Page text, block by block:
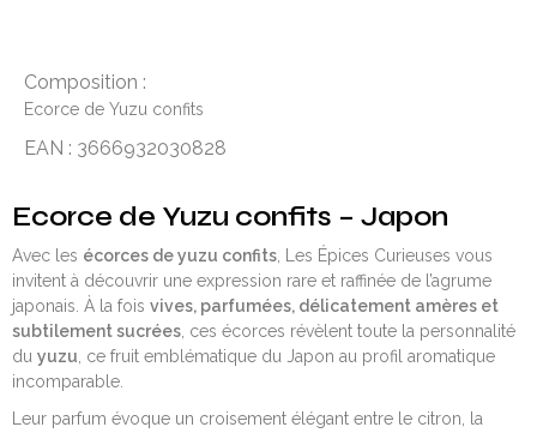
Composition :
Ecorce de Yuzu confits
EAN : 3666932030828
Ecorce de Yuzu confits – Japon
Avec les écorces de yuzu confits , Les Épices Curieuses vous
invitent à découvrir une expression rare et raffinée de l’agrume
japonais. À la fois vives, parfumées, délicatement amères et
subtilement sucrées , ces écorces révèlent toute la personnalité
du yuzu , ce fruit emblématique du Japon au profil aromatique
incomparable.
Leur parfum évoque un croisement élégant entre le citron, la